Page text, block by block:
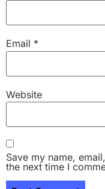
Email *
Website
Save my name,
the next time I